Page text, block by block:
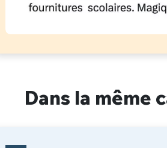
Dans la même